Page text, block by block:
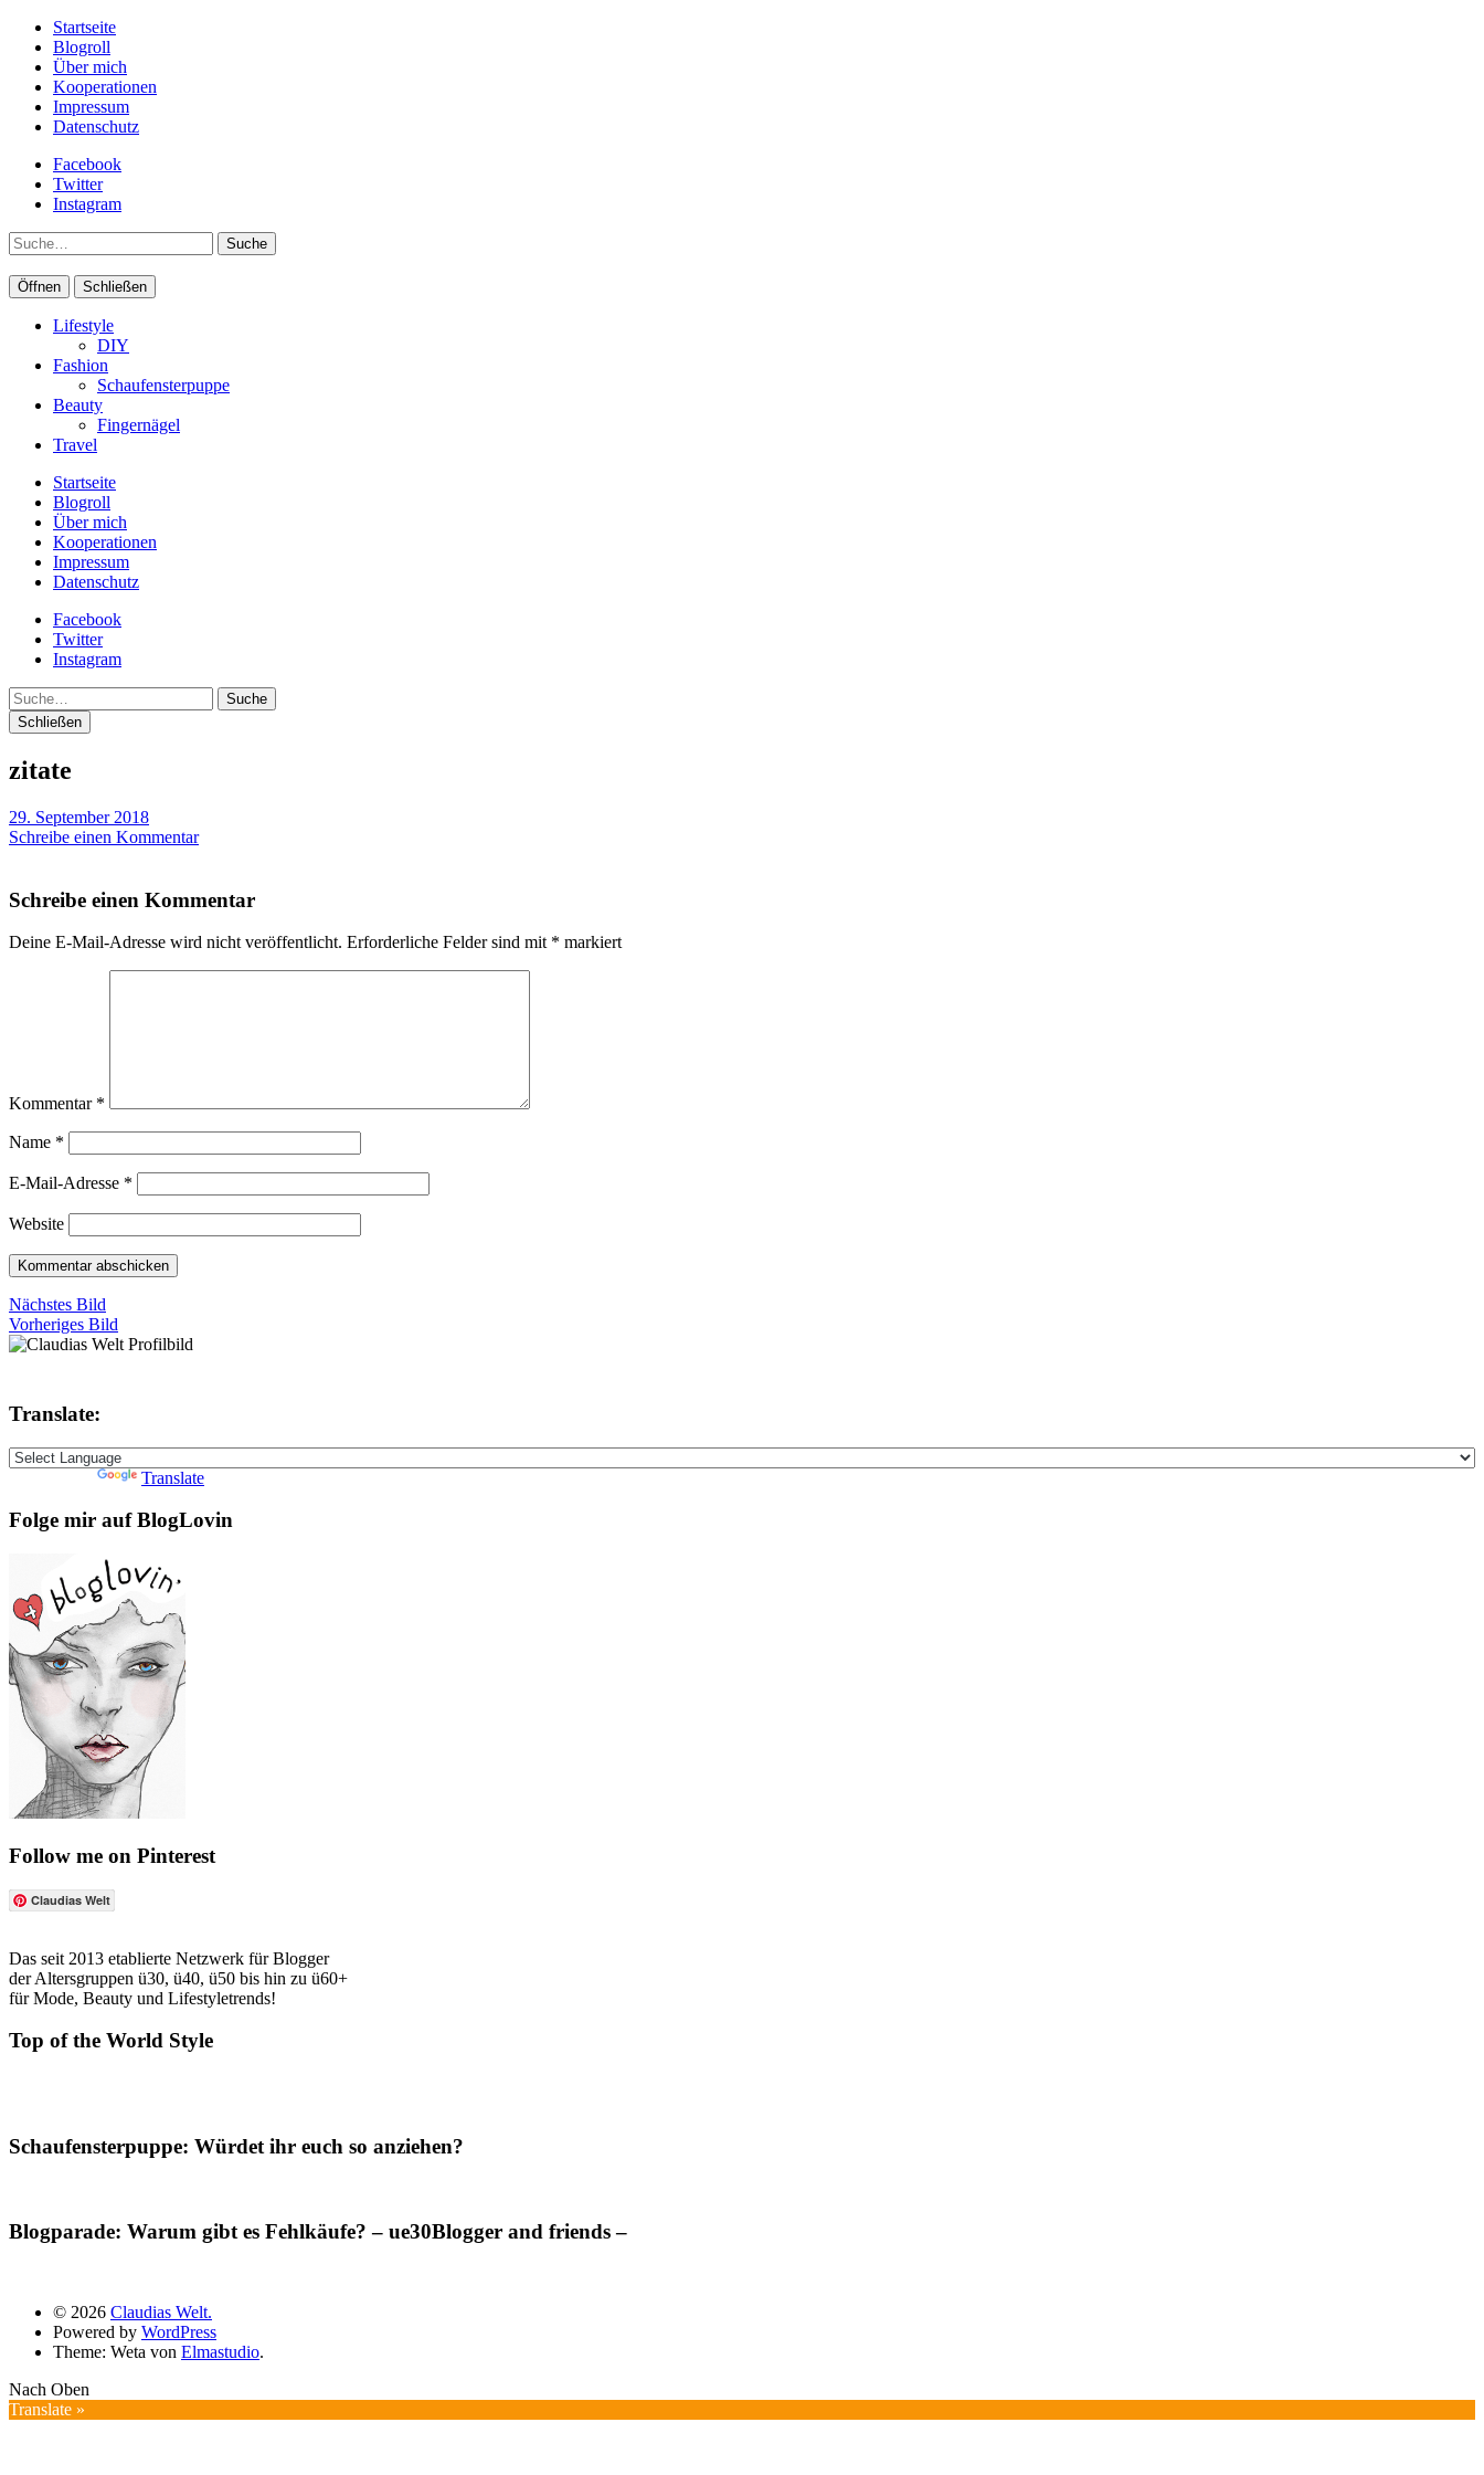
Startseite
Blogroll
Über mich
Kooperationen
Impressum
Datenschutz
Facebook
Twitter
Instagram
Suche
Öffnen Schließen
Lifestyle
DIY
Fashion
Schaufensterpuppe
Beauty
Fingernägel
Travel
Startseite
Blogroll
Über mich
Kooperationen
Impressum
Datenschutz
Facebook
Twitter
Instagram
Suche
Schließen
zitate
29. September 2018
Schreibe einen Kommentar
Schreibe einen Kommentar
Deine E-Mail-Adresse wird nicht veröffentlicht. Erforderliche Felder sind mit * markiert
Kommentar *
Name *
E-Mail-Adresse *
Website
Nächstes Bild
Vorheriges Bild
Translate:
Translate
Folge mir auf BlogLovin
Follow me on Pinterest
Claudias Welt
Das seit 2013 etablierte Netzwerk für Blogger
der Altersgruppen ü30, ü40, ü50 bis hin zu ü60+
für Mode, Beauty und Lifestyletrends!
Top of the World Style
Schaufensterpuppe: Würdet ihr euch so anziehen?
Blogparade: Warum gibt es Fehlkäufe? – ue30Blogger and friends –
© 2026 Claudias Welt.
Powered by WordPress
Theme: Weta von Elmastudio.
Nach Oben
Translate »